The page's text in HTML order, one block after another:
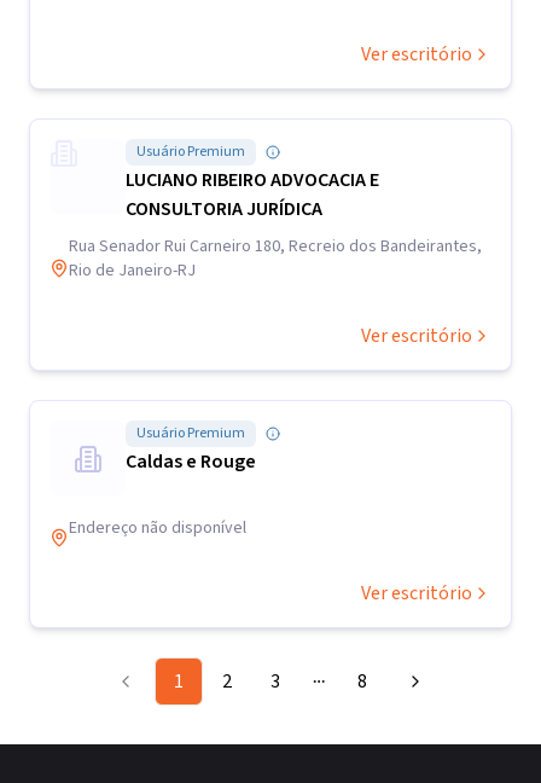
Ver escritório
Usuário Premium
LUCIANO RIBEIRO ADVOCACIA E
CONSULTORIA JURÍDICA
Rua Senador Rui Carneiro 180, Recreio dos Bandeirantes,
Rio de Janeiro-RJ
Ver escritório
Usuário Premium
Caldas e Rouge
Endereço não disponível
Ver escritório
1 2 3 More pages
8